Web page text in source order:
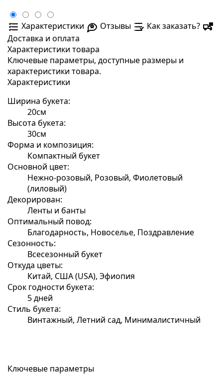
Характеристики Отзывы
Как заказать?
Доставка и оплата
Характеристики товара
Ключевые параметры, доступные размеры и
характеристики товара.
Характеристики
Ширина букета:
20см
Высота букета:
30см
Форма и композиция:
Компактный букет
Основной цвет:
Нежно-розовый, Розовый, Фиолетовый
(лиловый)
Декорирован:
Ленты и банты
Оптимальный повод:
Благодарность, Новоселье, Поздравление
Сезонность:
Всесезонный букет
Откуда цветы:
Китай, США (USA), Эфиопия
Срок годности букета:
5 дней
Стиль букета:
Винтажный, Летний сад, Минималистичный
Ключевые параметры